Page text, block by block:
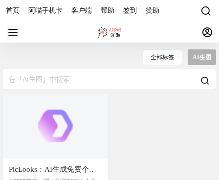
首页 阿喵手机卡 客户端 帮助 签到 赞助
全部标签 AI生图
PicLooks：AI生成免费个人